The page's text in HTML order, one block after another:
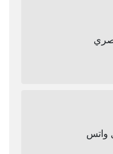
واتس